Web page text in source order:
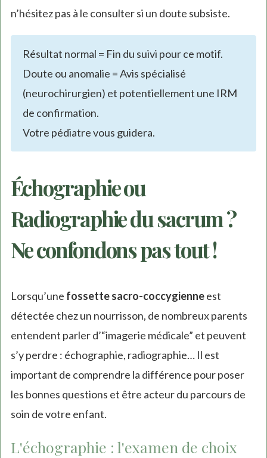
n’hésitez pas à le consulter si un doute subsiste.
Résultat normal = Fin du suivi pour ce motif.
Doute ou anomalie = Avis spécialisé
(neurochirurgien) et potentiellement une IRM
de confirmation.
Votre pédiatre vous guidera.
Échographie ou
Radiographie du sacrum ?
Ne confondons pas tout !
Lorsqu’une fossette sacro-coccygienneest
détectée chez un nourrisson, de nombreux parents
entendent parler d’“imagerie médicale” et peuvent
s’y perdre : échographie, radiographie… Il est
important de comprendre la différence pour poser
les bonnes questions et être acteur du parcours de
soin de votre enfant.
L'échographie : l'examen de choix